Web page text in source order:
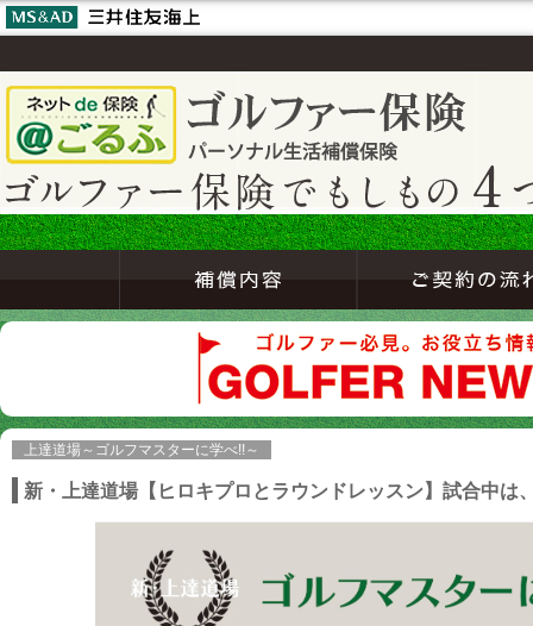
上達道場～ゴルフマスターに学べ!!～
新・上達道場【ヒロキプロとラウンドレッスン】試合中は